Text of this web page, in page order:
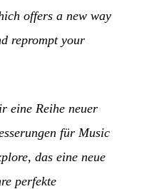
offers a new way
reprompt your
eine Reihe neuer
für Music
das eine neue
perfekte